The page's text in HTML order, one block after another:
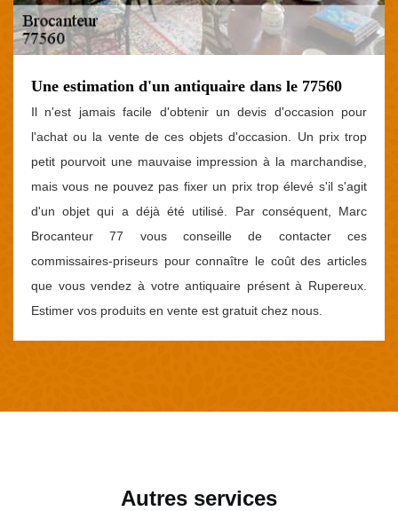
Une estimation d'un antiquaire dans le 77560
Il n'est jamais facile d'obtenir un devis d'occasion pour
l'achat ou la vente de ces objets d'occasion. Un prix trop
petit pourvoit une mauvaise impression à la marchandise,
mais vous ne pouvez pas fixer un prix trop élevé s'il s'agit
d'un objet qui a déjà été utilisé. Par conséquent, Marc
Brocanteur 77 vous conseille de contacter ces
commissaires-priseurs pour connaître le coût des articles
que vous vendez à votre antiquaire présent à Rupereux.
Estimer vos produits en vente est gratuit chez nous.
Autres services